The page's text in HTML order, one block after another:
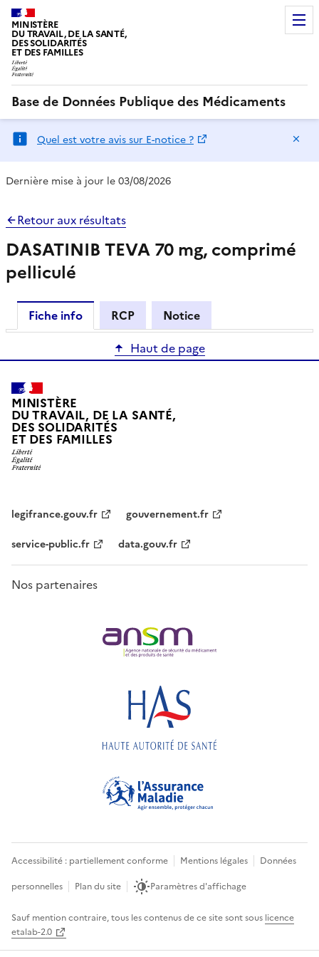
MINISTÈRE
DU TRAVAIL, DE LA SANTÉ,
DES SOLIDARITÉS
ET DES FAMILLES
Base de Données Publique des Médicaments
Quel est votre avis sur E-notice ?
Dernière mise à jour le 03/08/2026
Retour aux résultats
DASATINIB TEVA 70 mg, comprimé
pelliculé
Fiche info RCP
Notice
Haut de page
MINISTÈRE
DU TRAVAIL, DE LA SANTÉ,
DES SOLIDARITÉS
ET DES FAMILLES
legifrance.gouv.fr
gouvernement.fr
service-public.fr
data.gouv.fr
Nos partenaires
Accessibilité : partiellement conforme Mentions légales
Données
personnelles
Plan du site Paramètres d'affichage
Sauf mention contraire, tous les contenus de ce site sont sous licence
etalab-2.0